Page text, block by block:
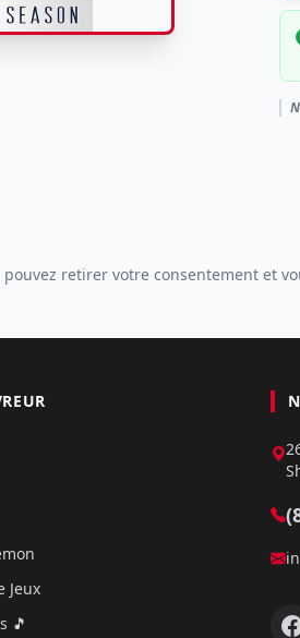
pouvez retirer votre consentement et
Jeux
🎵